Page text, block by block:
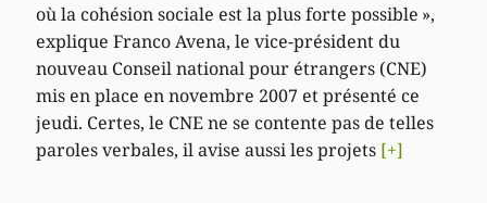
où la cohésion sociale est la plus forte possible »,
explique Franco Avena, le vice-président du
nouveau Conseil national pour étrangers (CNE)
mis en place en novembre 2007 et présenté ce
jeudi. Certes, le CNE ne se contente pas de telles
paroles verbales, il avise aussi les projets [+]